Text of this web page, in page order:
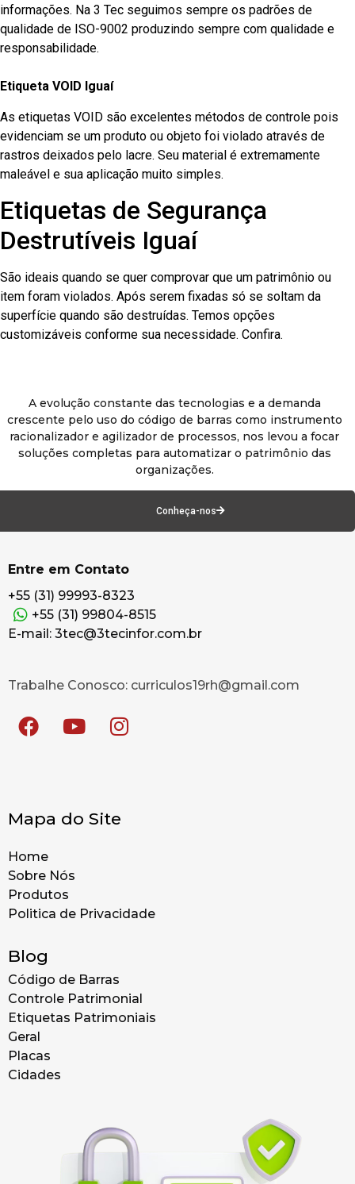
informações. Na 3 Tec seguimos sempre os padrões de
qualidade de ISO-9002 produzindo sempre com qualidade e
responsabilidade.
Etiqueta VOID Iguaí
As etiquetas VOID são excelentes métodos de controle pois
evidenciam se um produto ou objeto foi violado através de
rastros deixados pelo lacre. Seu material é extremamente
maleável e sua aplicação muito simples.
Etiquetas de Segurança
Destrutíveis Iguaí
São ideais quando se quer comprovar que um patrimônio ou
item foram violados. Após serem fixadas só se soltam da
superfície quando são destruídas. Temos opções
customizáveis conforme sua necessidade. Confira.
A evolução constante das tecnologias e a demanda
crescente pelo uso do código de barras como instrumento
racionalizador e agilizador de processos, nos levou a focar
soluções completas para automatizar o patrimônio das
organizações.
Conheça-nos
Entre em Contato
+55 (31) 99993-8323
+55 (31) 99804-8515
E-mail: 3tec@3tecinfor.com.br
Trabalhe Conosco: curriculos19rh@gmail.com
Mapa do Site
Home
Sobre Nós
Produtos
Politica de Privacidade
Blog
Código de Barras
Controle Patrimonial
Etiquetas Patrimoniais
Geral
Placas
Cidades